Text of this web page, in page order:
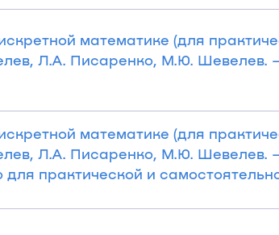
математике (для
Л.А. Писаренко, М.Ю. Шевелев.
математике (для
Л.А. Писаренко, М.Ю. Шевелев.
практической и